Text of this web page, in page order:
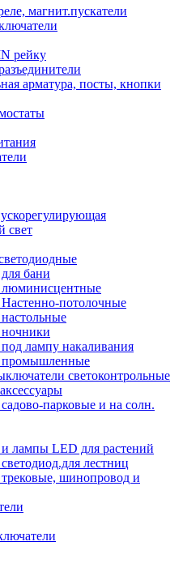
магнит.пускатели
рейку
арматура, посты, кнопки
свет
бани
потолочные
лампу накаливания
промышленные
светоконтрольные
парковые и на солн.
лампы LED для растений
лестниц
шинопровод и